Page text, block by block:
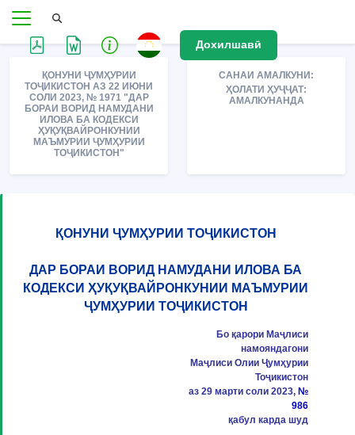
Дохилшавӣ
ҚОНУНИ ҶУМҲУРИИ
ТОҶИКИСТОН АЗ 22 ИЮНИ
СОЛИ 2023, № 1971 "ДАР
БОРАИ ВОРИД НАМУДАНИ
ИЛОВА БА КОДЕКСИ
ҲУҚУҚВАЙРОНКУНИИ
МАЪМУРИИ ҶУМҲУРИИ
ТОҶИКИСТОН"
САНАИ АМАЛКУНИ:
ҲОЛАТИ ҲУҶҶАТ:
АМАЛКУНАНДА
ҚОНУНИ ҶУМҲУРИИ ТОҶИКИСТОН
ДАР БОРАИ ВОРИД НАМУДАНИ ИЛОВА БА
КОДЕКСИ ҲУҚУҚВАЙРОНКУНИИ МАЪМУРИИ
ҶУМҲУРИИ ТОҶИКИСТОН
Бо қарори Маҷлиси
намояндагони
Маҷлиси Олии Ҷумҳурии
Тоҷикистон
аз 29 марти соли 2023, №
986
қабул карда шуд